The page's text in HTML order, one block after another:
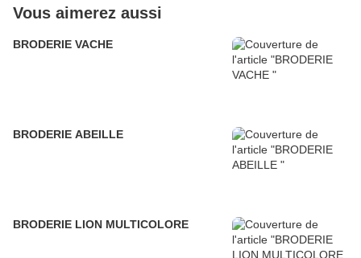
Vous aimerez aussi
BRODERIE VACHE
BRODERIE ABEILLE
BRODERIE LION MULTICOLORE